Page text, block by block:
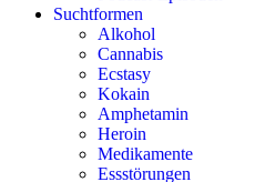
Suchtformen
Alkohol
Cannabis
Ecstasy
Kokain
Amphetamin
Heroin
Medikamente
Essstörungen